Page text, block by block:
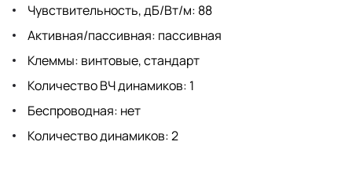
Чувствительность, дБ/Вт/м: 88
Активная/пассивная: пассивная
Клеммы: винтовые, стандарт
Количество ВЧ динамиков: 1
Беспроводная: нет
Количество динамиков: 2